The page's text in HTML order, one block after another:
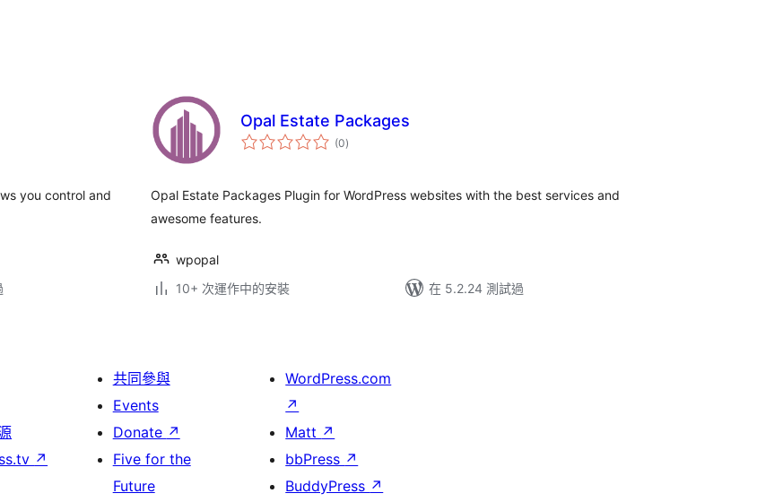
you control and
Opal Estate Packages
(0總
評)
Opal Estate Packages Plugin for WordPress websites with the best services and
awesome features.
wpopal
10+ 次運作中的安裝
在 5.2.24 測試過
↗
共同參與
Events
Donate ↗
Five for the
Future
WordPress.com
↗
Matt ↗
bbPress ↗
BuddyPress ↗